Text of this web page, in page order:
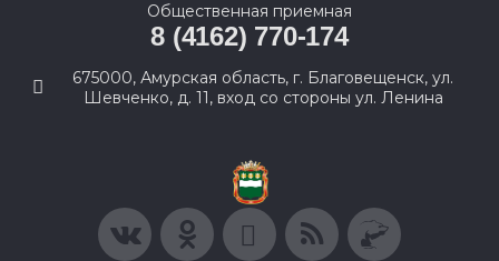
Общественная приемная
8 (4162) 770-174
675000, Амурская область, г. Благовещенск, ул.
Шевченко, д. 11, вход со стороны ул. Ленина